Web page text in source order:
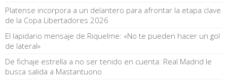
Platense incorpora a un delantero para afrontar la etapa clave
de la Copa Libertadores 2026
El lapidario mensaje de Riquelme: «No te pueden hacer un gol
de lateral»
De fichaje estrella a no ser tenido en cuenta: Real Madrid le
busca salida a Mastantuono